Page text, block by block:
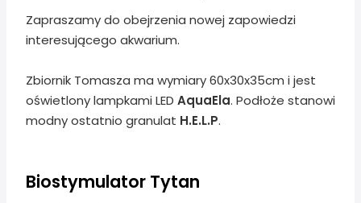
Zapraszamy do obejrzenia nowej zapowiedzi
interesującego akwarium.
Zbiornik Tomasza ma wymiary 60x30x35cm i jest
oświetlony lampkami LED AquaEla. Podłoże stanowi
modny ostatnio granulat H.E.L.P.
Biostymulator Tytan